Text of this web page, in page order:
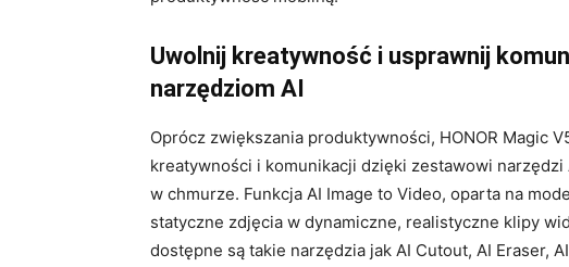
Uwolnij kreatywność i usprawnij
narzędziom AI
Oprócz zwiększania produktywności, HONOR Magic
kreatywności i komunikacji dzięki zestawowi narzędzi
w chmurze. Funkcja AI Image to Video, oparta na
statyczne zdjęcia w dynamiczne, realistyczne klipy
dostępne są takie narzędzia jak AI Cutout, AI Eraser,